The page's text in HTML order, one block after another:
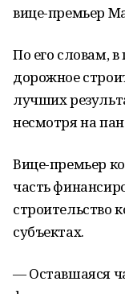
вице-премьер
По его словам,
дорожное
лучших
несмотря на
Вице-премьер
часть
строительство
субъектах.
— Оставшаяся